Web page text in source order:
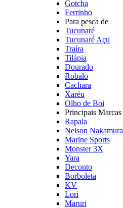
Gotcha
Ferrinho
Para pesca de
Tucunaré
Tucunaré Açu
Traíra
Tilápia
Dourado
Robalo
Cachara
Xaréu
Olho de Boi
Principais Marcas
Rapala
Nelson Nakamura
Marine Sports
Monster 3X
Yara
Deconto
Borboleta
KV
Lori
Maruri